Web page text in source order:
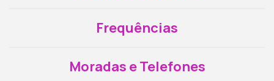
Frequências
Moradas e Telefones